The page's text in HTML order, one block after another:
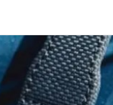
双子塔（中央广场）A1
字楼（万象城）15层
心写字楼A塔7层704室（
易中心大厦南塔写字楼
字楼17层1701室（需提